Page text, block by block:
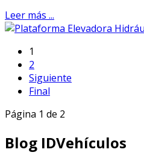
Leer más ...
1
2
Siguiente
Final
Página 1 de 2
Blog IDVehículos